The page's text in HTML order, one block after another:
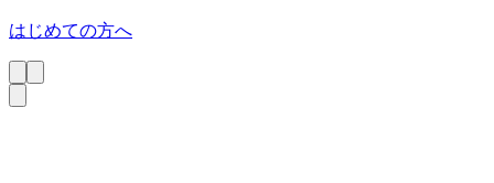
はじめての方へ